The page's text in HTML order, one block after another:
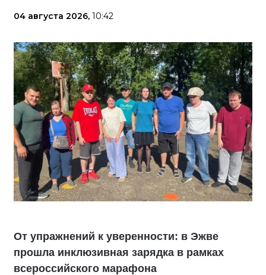
04 августа 2026, 10:42
От упражнений к уверенности: в Эжве
прошла инклюзивная зарядка в рамках
всероссийского марафона